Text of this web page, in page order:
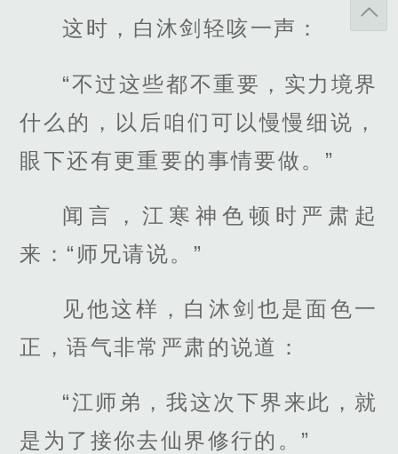
这时，白沐剑轻咳一声：
“不过这些都不重要，实力境界
什么的，以后咱们可以慢慢细说，
眼下还有更重要的事情要做。”
闻言，江寒神色顿时严肃起
来：“师兄请说。”
见他这样，白沐剑也是面色一
正，语气非常严肃的说道：
“江师弟，我这次下界来此，就
是为了接你去仙界修行的。”